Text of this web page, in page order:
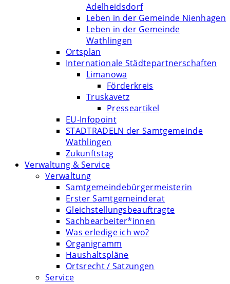
Adelheidsdorf
Leben in der Gemeinde Nienhagen
Leben in der Gemeinde
Wathlingen
Ortsplan
Internationale Städtepartnerschaften
Limanowa
Förderkreis
Truskavetz
Presseartikel
EU-Infopoint
STADTRADELN der Samtgemeinde
Wathlingen
Zukunftstag
Verwaltung & Service
Verwaltung
Samtgemeindebürgermeisterin
Erster Samtgemeinderat
Gleichstellungsbeauftragte
Sachbearbeiter*innen
Was erledige ich wo?
Organigramm
Haushaltspläne
Ortsrecht / Satzungen
Service